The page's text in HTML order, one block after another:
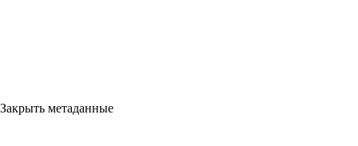
Закрыть метаданные